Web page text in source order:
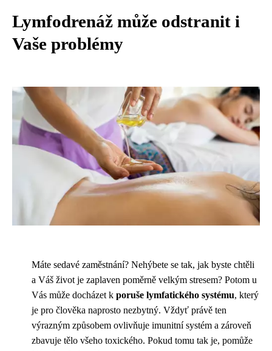
Lymfodrenáž může odstranit i
Vaše problémy
Máte sedavé zaměstnání? Nehýbete se tak, jak byste chtěli
a Váš život je zaplaven poměrně velkým stresem? Potom u
Vás může docházet k poruše lymfatického systému, který
je pro člověka naprosto nezbytný. Vždyť právě ten
výrazným způsobem ovlivňuje imunitní systém a zároveň
zbavuje tělo všeho toxického. Pokud tomu tak je, pomůže